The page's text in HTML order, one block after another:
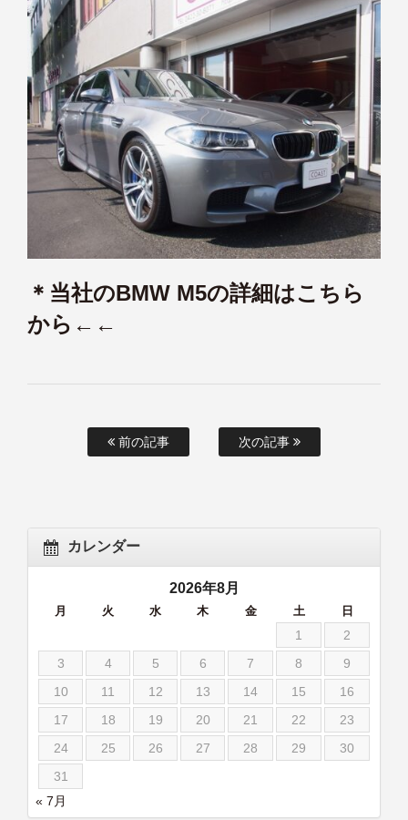
＊当社のBMW M5の詳細はこちら
から←←
前の記事 次の記事
カレンダー
2026年8月
月 火 水 木 金 土 日
1
2
3
4 5 6 7 8
9
10
11 12 13 14 15
16
17
18 19 20 21 22
23
24
25 26 27 28 29
30
31
« 7月